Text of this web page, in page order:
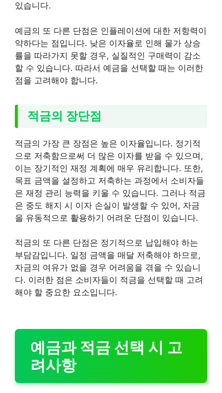
있습니다.
예금의 또 다른 단점은 인플레이션에 대한 저항력이
약하다는 점입니다. 낮은 이자율로 인해 물가 상승
률을 따라가지 못할 경우, 실질적인 구매력이 감소
할 수 있습니다. 따라서 예금을 선택할 때는 이러한
점을 고려해야 합니다.
적금의 장단점
적금의 가장 큰 장점은 높은 이자율입니다. 정기적
으로 저축함으로써 더 많은 이자를 받을 수 있으며,
이는 장기적인 재정 계획에 매우 유리합니다. 또한,
목표 금액을 설정하고 저축하는 과정에서 소비자들
은 재정 관리 능력을 키울 수 있습니다. 그러나 적금
은 중도 해지 시 이자 손실이 발생할 수 있어, 자금
을 유동적으로 활용하기 어려운 단점이 있습니다.
적금의 또 다른 단점은 정기적으로 납입해야 하는
부담감입니다. 일정 금액을 매달 저축해야 하므로,
자금의 여유가 없을 경우 어려움을 겪을 수 있습니
다. 이러한 점은 소비자들이 적금을 선택할 때 고려
해야 할 중요한 요소입니다.
예금과 적금 선택 시 고
려사항